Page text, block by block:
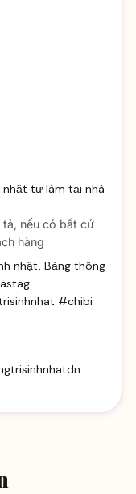
nhật tự làm tại nhà
tả, nếu có bất cứ
hàng
nhật, Bảng thông
#chibi